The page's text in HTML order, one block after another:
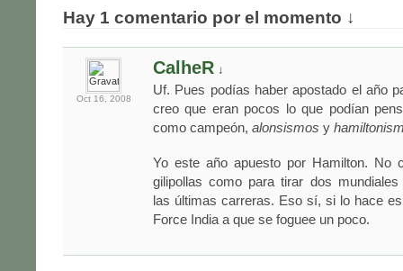
Hay 1 comentario por el momento ↓
Oct 16, 2008
CalheR ↓
Uf. Pues podías haber apostado el año
creo que eran pocos lo que podían
como campeón, alonsismos y
Yo este año apuesto por Hamilton. No
gilipollas como para tirar dos
las últimas carreras. Eso sí, si lo hace
Force India a que se foguee un poco.